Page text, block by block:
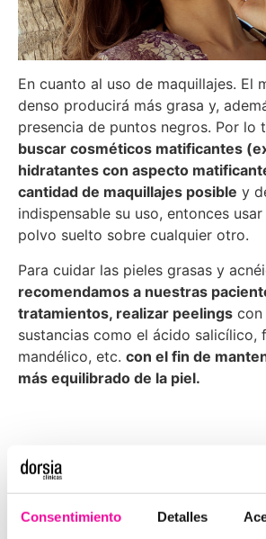
Consentimiento Detalles
En cuanto al uso de maquillajes. El
denso producirá más grasa y,
presencia de puntos negros. Por lo
buscar cosméticos matificantes
hidratantes con aspecto
cantidad de maquillajes posible y
indispensable su uso, entonces
polvo suelto sobre cualquier otro.
Para cuidar las pieles grasas y
recomendamos a nuestras
tratamientos, realizar peelings con
sustancias como el ácido salicílico,
mandélico, etc. con el fin de
más equilibrado de la piel.